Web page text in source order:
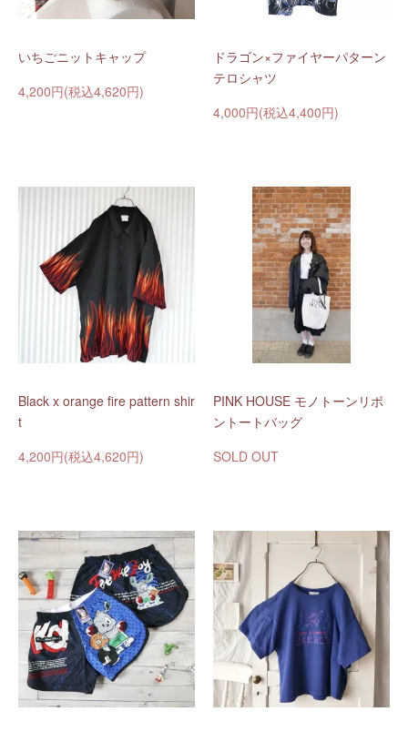
いちごニットキャップ
4,200円(税込4,620円)
ドラゴン×ファイヤーパターン
テロシャツ
4,000円(税込4,400円)
Black x orange fire pattern shir
t
4,200円(税込4,620円)
PINK HOUSE モノトーンリボ
ントートバッグ
SOLD OUT